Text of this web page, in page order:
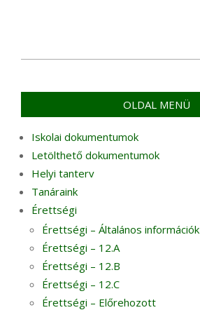
OLDAL MENÜ
Iskolai dokumentumok
Letölthető dokumentumok
Helyi tanterv
Tanáraink
Érettségi
Érettségi – Általános információk
Érettségi – 12.A
Érettségi – 12.B
Érettségi – 12.C
Érettségi – Előrehozott